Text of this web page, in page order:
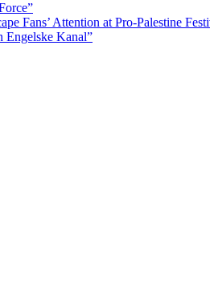
Fans’ Attention at Pro-Palestine
Engelske Kanal”